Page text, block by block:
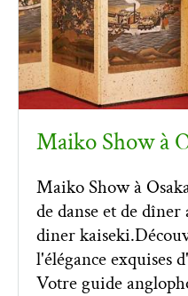
Maiko Show à
Maiko Show à
de danse et de dîner
diner
l'élégance exquises
Votre guide